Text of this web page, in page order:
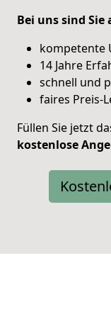
Bei uns sind
kompetente
14 Jahre
schnell und
faires Preis-
Füllen Sie jetzt
kostenlose